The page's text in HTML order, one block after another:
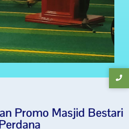
Promo Masjid Bestari